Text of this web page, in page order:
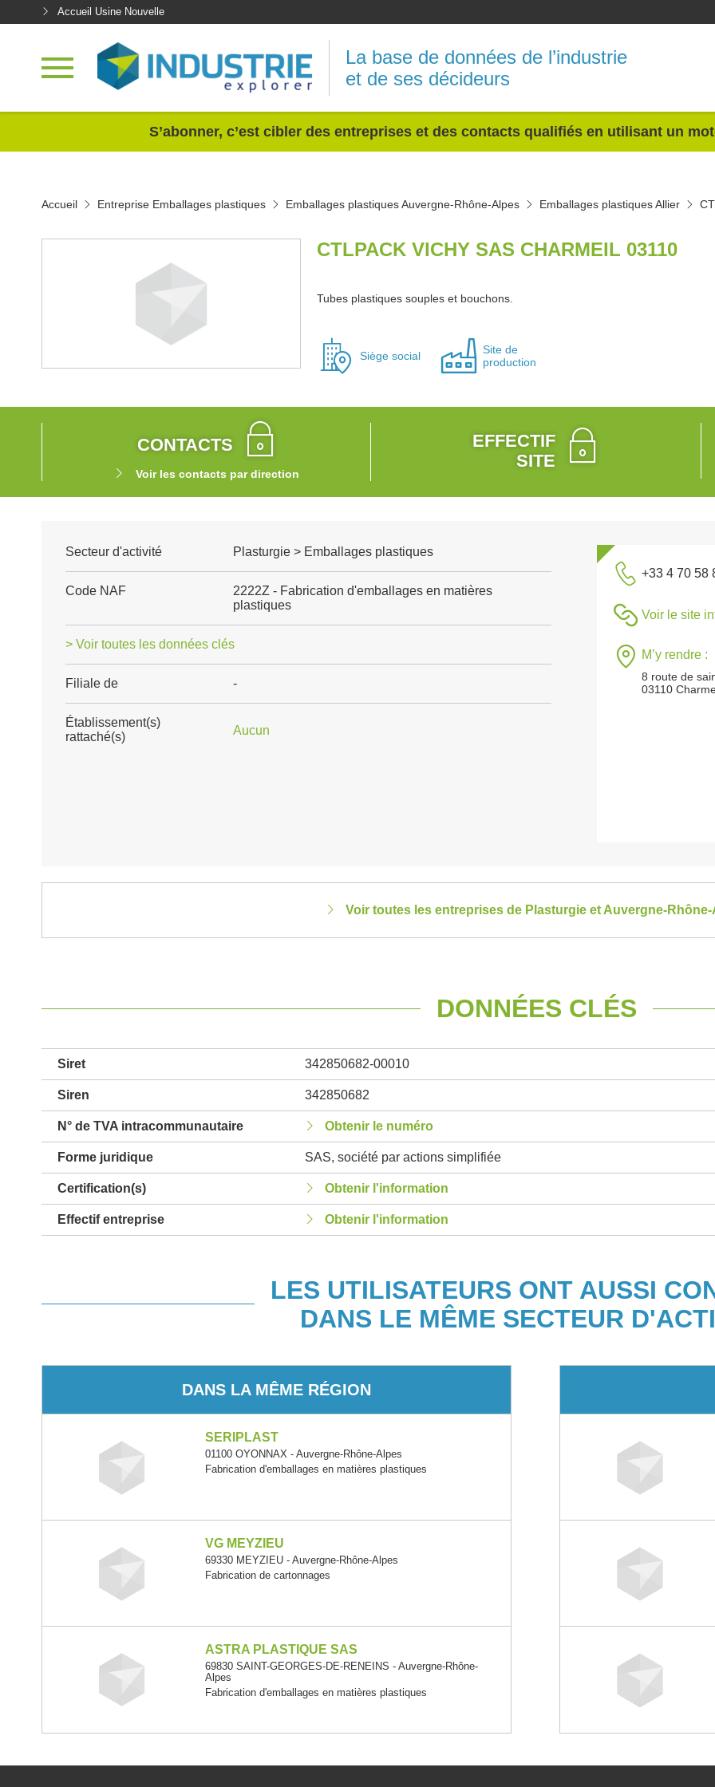
Accueil Usine Nouvelle
La base de données de l’industrie
et de ses décideurs
S’abonner, c’est cibler des entreprises et des contacts qualifiés en utilisant un
Accueil Entreprise Emballages plastiques Emballages plastiques Auvergne-Rhône-Alpes Emballages plastiques Allier
CTLPACK VICHY SAS CHARMEIL 03110
Tubes plastiques souples et bouchons.
Siège social
Site de
production
CONTACTS
Voir les contacts par direction
EFFECTIF
SITE
Secteur d'activité Plasturgie > Emballages plastiques
Code NAF
2222Z - Fabrication d'emballages en matières
plastiques
> Voir toutes les données clés
Filiale de -
Établissement(s)
rattaché(s)
Aucun
+33 4 70 58
Voir le site
M’y rendre :
8 route de
03110
Voir toutes les entreprises de Plasturgie et Auvergne-
DONNÉES CLÉS
Siret 342850682-00010
Siren 342850682
N° de TVA intracommunautaire Obtenir le numéro
Forme juridique SAS, société par actions simplifiée
Certification(s) Obtenir l'information
Effectif entreprise Obtenir l'information
LES UTILISATEURS ONT AUSSI
DANS LE MÊME SECTEUR
DANS LA MÊME RÉGION
SERIPLAST
01100 OYONNAX - Auvergne-Rhône-Alpes
Fabrication d'emballages en matières plastiques
VG MEYZIEU
69330 MEYZIEU - Auvergne-Rhône-Alpes
Fabrication de cartonnages
ASTRA PLASTIQUE SAS
69830 SAINT-GEORGES-DE-RENEINS - Auvergne-Rhône-
Alpes
Fabrication d'emballages en matières plastiques